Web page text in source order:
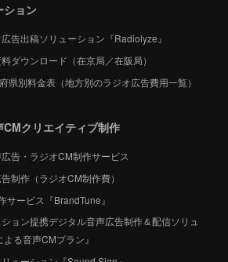
ション
告出稿ソリューション『Radiolyze』
ダウンロード（在京局／在阪局）
県別料金表（地方別のラジオ広告費用一覧）
クリエイティブ制作
告・ラジオCM制作サービス
制作（ラジオCM制作費）
サービス『BrandTune』
ョン提携デジタル音声広告制作＆配信ソリュ
よる音声CMプラン』